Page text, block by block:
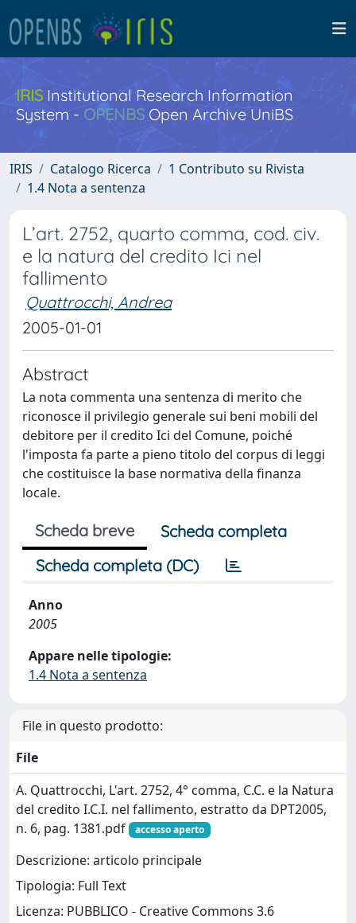
IRISInstitutional Research Information
System - OPENBS Open Archive UniBS
IRIS Catalogo Ricerca
1 Contributo su Rivista
1.4 Nota a sentenza
L’art. 2752, quarto comma, cod. civ.
e la natura del credito Ici nel
fallimento
Quattrocchi, Andrea
2005-01-01
Abstract
La nota commenta una sentenza di merito che
riconosce il privilegio generale sui beni mobili del
debitore per il credito Ici del Comune, poiché
l'imposta fa parte a pieno titolo del corpus di leggi
che costituisce la base normativa della finanza
locale.
Scheda breve
Scheda completa
Scheda completa (DC)
Anno
2005
Appare nelle tipologie:
1.4 Nota a sentenza
File in questo prodotto:
File
A. Quattrocchi, L'art. 2752, 4° comma, C.C. e la Natura
del credito I.C.I. nel fallimento, estratto da DPT2005,
n. 6, pag. 1381.pdf
accesso aperto
Descrizione: articolo principale
Tipologia: Full Text
Licenza: PUBBLICO - Creative Commons 3.6